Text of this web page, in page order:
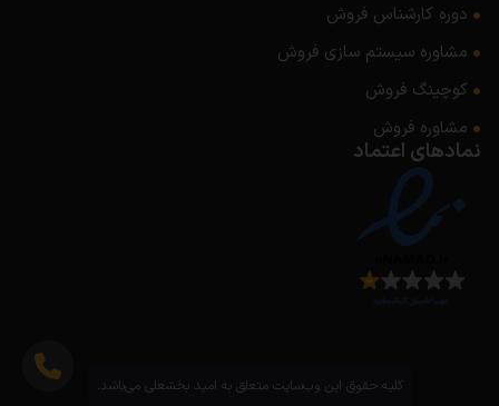
دوره کارشناس فروش
مشاوره سیستم‌ سازی فروش
کوچینگ فروش
مشاوره فروش
نمادهای اعتماد
کلیه حقوق این وب‌سایت متعلق به امید بخشعلی می‌باشد.